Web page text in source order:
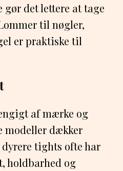
gør det lettere at tage
til nøgler,
er praktiske til
af mærke og
modeller dækker
dyrere tights ofte har
holdbarhed og